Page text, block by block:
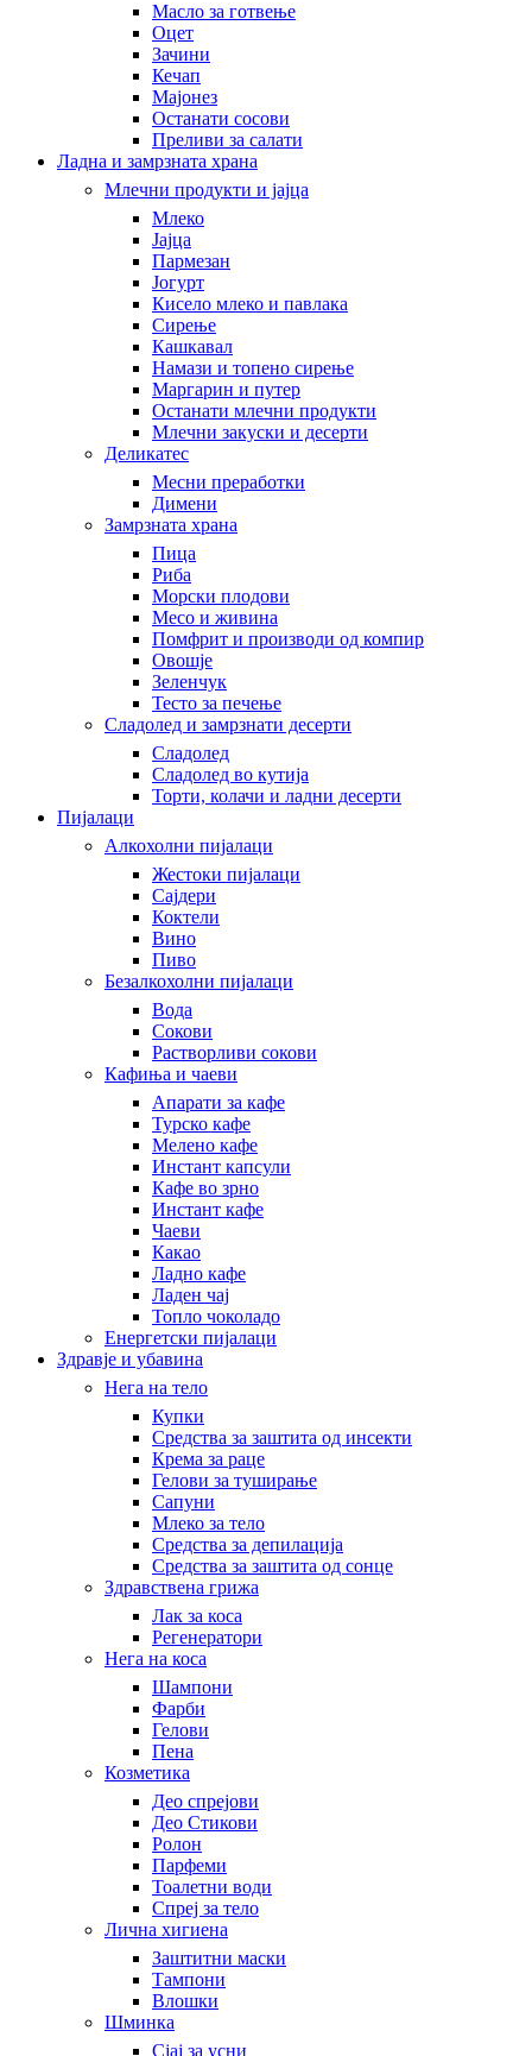
Масло за готвење
Оцет
Зачини
Кечап
Мајонез
Останати сосови
Преливи за салати
Ладна и замрзната храна
Млечни продукти и јајца
Млеко
Јајца
Пармезан
Јогурт
Кисело млеко и павлака
Сирење
Кашкавал
Намази и топено сирење
Маргарин и путер
Останати млечни продукти
Млечни закуски и десерти
Деликатес
Месни преработки
Димени
Замрзната храна
Пица
Риба
Морски плодови
Месо и живина
Помфрит и производи од компир
Овошје
Зеленчук
Тесто за печење
Сладолед и замрзнати десерти
Сладолед
Сладолед во кутија
Торти, колачи и ладни десерти
Пијалаци
Алкохолни пијалаци
Жестоки пијалаци
Сајдери
Коктели
Вино
Пиво
Безалкохолни пијалаци
Вода
Сокови
Растворливи сокови
Кафиња и чаеви
Апарати за кафе
Турско кафе
Мелено кафе
Инстант капсули
Кафе во зрно
Инстант кафе
Чаеви
Какао
Ладно кафе
Ладен чај
Топло чоколадо
Енергетски пијалаци
Здравје и убавина
Нега на тело
Купки
Средства за заштита од инсекти
Крема за раце
Гелови за туширање
Сапуни
Млеко за тело
Средства за депилација
Средства за заштита од сонце
Здравствена грижа
Лак за коса
Регенератори
Нега на коса
Шампони
Фарби
Гелови
Пена
Козметика
Део спрејови
Део Стикови
Ролон
Парфеми
Тоалетни води
Спреј за тело
Лична хигиена
Заштитни маски
Тампони
Влошки
Шминка
Сјај за усни